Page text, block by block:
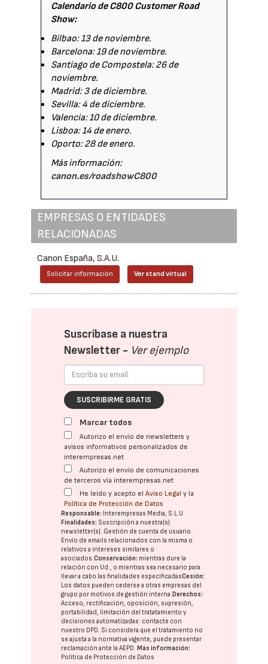
Calendario de C800 Customer Road
Show:
Bilbao: 13 de noviembre.
Barcelona: 19 de noviembre.
Santiago de Compostela: 26 de
noviembre.
Madrid: 3 de diciembre.
Sevilla: 4 de diciembre.
Valencia: 10 de diciembre.
Lisboa: 14 de enero.
Oporto: 28 de enero.
Más información:
canon.es/roadshowC800
EMPRESAS O ENTIDADES
RELACIONADAS
Canon España, S.A.U.
Solicitar información Ver stand virtual
Suscríbase a nuestra
Newsletter - Ver ejemplo
SUSCRIBIRME GRATIS
Marcar todos
Autorizo el envío de newsletters y
avisos informativos personalizados de
interempresas.net
Autorizo el envío de comunicaciones
de terceros vía interempresas.net
He leído y acepto elAviso Legal y la
Política de Protección de Datos
Responsable: Interempresas Media, S.L.U.
Finalidades: Suscripción a nuestra(s)
newsletter(s). Gestión de cuenta de usuario.
Envío de emails relacionados con la misma o
relativos a intereses similares o
asociados.Conservación: mientras dure la
relación con Ud., o mientras sea necesario para
llevar a cabo las finalidades especificadasCesión:
Los datos pueden cederse a otras empresas del
grupo por motivos de gestión interna.Derechos:
Acceso, rectificación, oposición, supresión,
portabilidad, limitación del tratatamiento y
decisiones automatizadas: contacte con
nuestro DPD. Si considera que el tratamiento no
se ajusta a la normativa vigente, puede presentar
reclamación ante laAEPD.Más información:
Política de Protección de Datos